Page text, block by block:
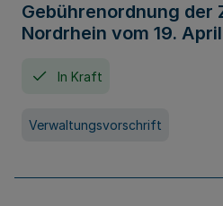
Gebührenordnung der
Nordrhein vom 19.
In Kraft
Verwaltungsvorschrift